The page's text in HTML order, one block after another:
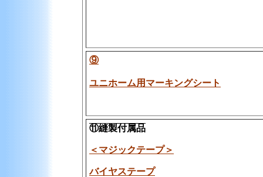
⑨
ユニホーム用マーキングシート
⑪縫製付属品
＜マジックテープ＞
バイヤステープ